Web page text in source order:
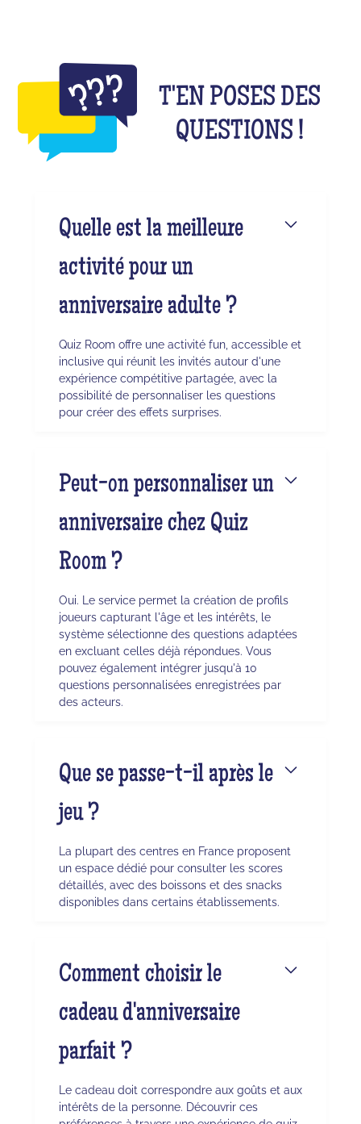
T'EN POSES DES
QUESTIONS !
Quelle est la meilleure
activité pour un
anniversaire adulte ?
Quiz Room offre une activité fun, accessible et
inclusive qui réunit les invités autour d'une
expérience compétitive partagée, avec la
possibilité de personnaliser les questions
pour créer des effets surprises.
Peut-on personnaliser un
anniversaire chez Quiz
Room ?
Oui. Le service permet la création de profils
joueurs capturant l'âge et les intérêts, le
système sélectionne des questions adaptées
en excluant celles déjà répondues. Vous
pouvez également intégrer jusqu'à 10
questions personnalisées enregistrées par
des acteurs.
Que se passe-t-il après le
jeu ?
La plupart des centres en France proposent
un espace dédié pour consulter les scores
détaillés, avec des boissons et des snacks
disponibles dans certains établissements.
Comment choisir le
cadeau d'anniversaire
parfait ?
Le cadeau doit correspondre aux goûts et aux
intérêts de la personne. Découvrir ces